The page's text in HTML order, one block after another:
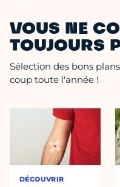
VOUS NE
TOUJOURS
Sélection des bons
coup toute l'année !
DÉCOUVRIR